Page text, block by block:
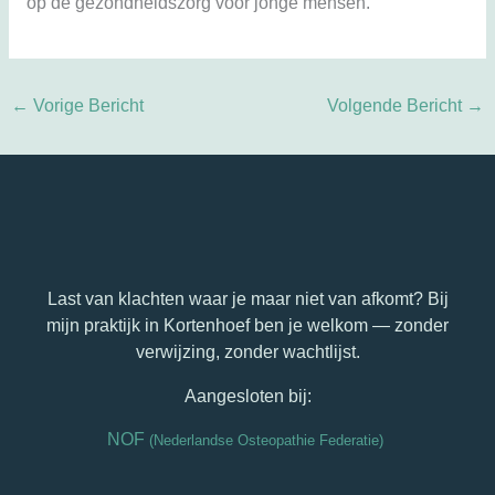
← Vorige Bericht Volgende Bericht →
Last van klachten waar je maar niet van afkomt? Bij
mijn praktijk in Kortenhoef ben je welkom — zonder
verwijzing, zonder wachtlijst.
Aangesloten bij:
NOF (Nederlandse Osteopathie Federatie)